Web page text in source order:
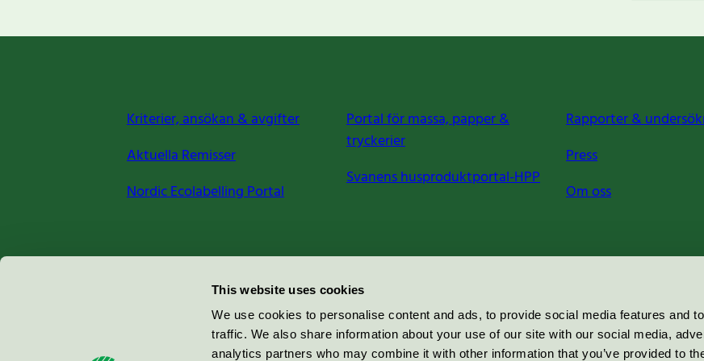
This website uses cookies
We use cookies to personalise content and ads, to provide social media features and
traffic. We also share information about your use of our site with our social media,
analytics partners who may combine it with other information that you’ve provided to
Kriterier, ansökan & avgifter
Aktuella Remisser
Nordic Ecolabelling Portal
Portal för massa, papper &
tryckerier
Svanens husproduktportal-HPP
Rapporter &
Press
Om oss
Miljömärkning Sverige AB
100 64